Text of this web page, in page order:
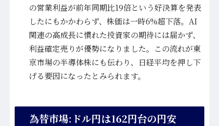
の営業利益が前年同期比19倍という好決算を発表
したにもかかわらず、株価は一時6%超下落。AI
関連の高成長に慣れた投資家の期待には届かず、
利益確定売りが優勢になりました。この流れが東
京市場の半導体株にも伝わり、日経平均を押し下
げる要因になったとみられます。
為替市場:ドル円は162円台の円安